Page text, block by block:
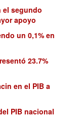
el segundo
apoyo
un 0,1% en
23.7%
en el PIB a
PIB nacional